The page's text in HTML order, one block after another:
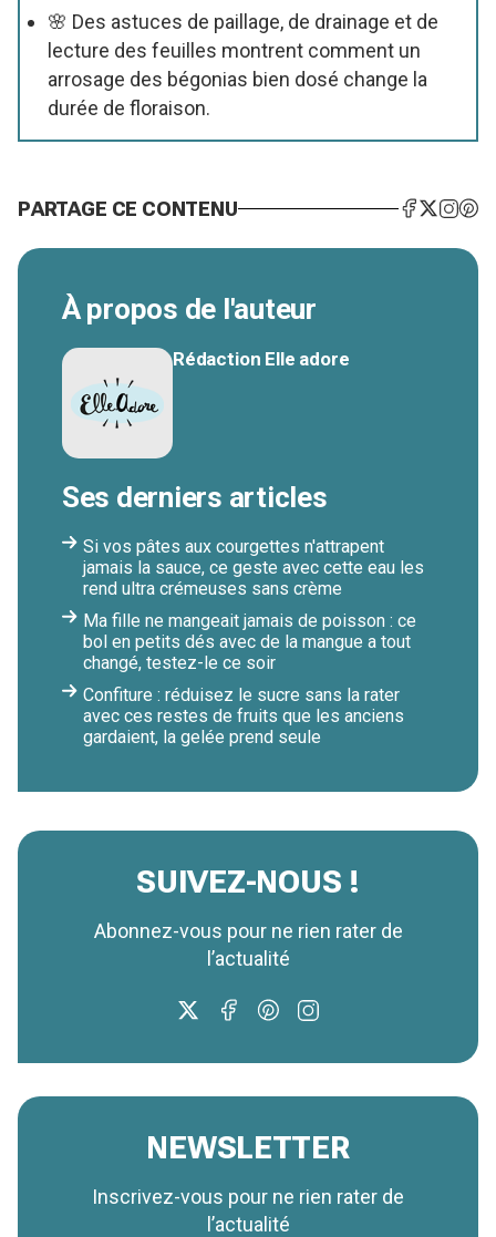
🌸 Des astuces de paillage, de drainage et de
lecture des feuilles montrent comment un
arrosage des bégonias bien dosé change la
durée de floraison.
PARTAGE CE CONTENU
À propos de l'auteur
Rédaction Elle adore
Ses derniers articles
Si vos pâtes aux courgettes n'attrapent
jamais la sauce, ce geste avec cette eau les
rend ultra crémeuses sans crème
Ma fille ne mangeait jamais de poisson : ce
bol en petits dés avec de la mangue a tout
changé, testez-le ce soir
Confiture : réduisez le sucre sans la rater
avec ces restes de fruits que les anciens
gardaient, la gelée prend seule
SUIVEZ-NOUS !
Abonnez-vous pour ne rien rater de
l’actualité
NEWSLETTER
Inscrivez-vous pour ne rien rater de
l’actualité